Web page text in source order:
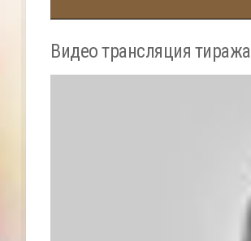
Видео трансляция тиража